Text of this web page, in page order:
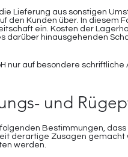
Lieferung aus sonstigen
den Kunden über. In diesem
ein. Kosten der
darüber hinausgehenden
nur auf besondere
und
Bestimmungen,
derartige Zusagen
werden.